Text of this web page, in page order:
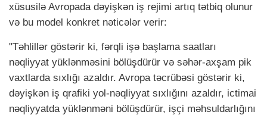
xüsusilə Avropada dəyişkən iş rejimi artıq tətbiq olunur
və bu model konkret nəticələr verir:
"Təhlillər göstərir ki, fərqli işə başlama saatları
nəqliyyat yüklənməsini bölüşdürür və səhər-axşam pik
vaxtlarda sıxlığı azaldır. Avropa təcrübəsi göstərir ki,
dəyişkən iş qrafiki yol-nəqliyyat sıxlığını azaldır, ictimai
nəqliyyatda yüklənməni bölüşdürür, işçi məhsuldarlığını